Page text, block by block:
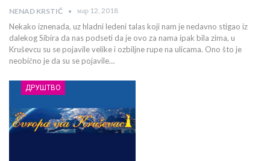
NENAD KRSTIĆ мар 12, 2018
Nekako iznenada, uz hladni ledeni talas koji nam je nedavno stigao iz
dalekog Sibira da nas podseti da je ovo za nama ipak bila zima, u
Kruševcu su se pojavile velike i ozbiljne rupe na ulicama. Ono što je
neobično je da su se pojavile…
ДРУШТВО